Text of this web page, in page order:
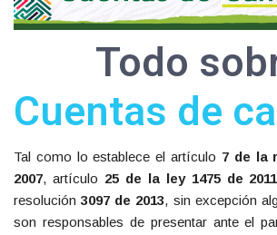
Todo
Cuentas de
Tal como lo establece el artículo 7 de la
2007, artículo 25 de la ley 1475 de 2011
resolución3097 de 2013, sin excepción
son responsables de presentar ante el